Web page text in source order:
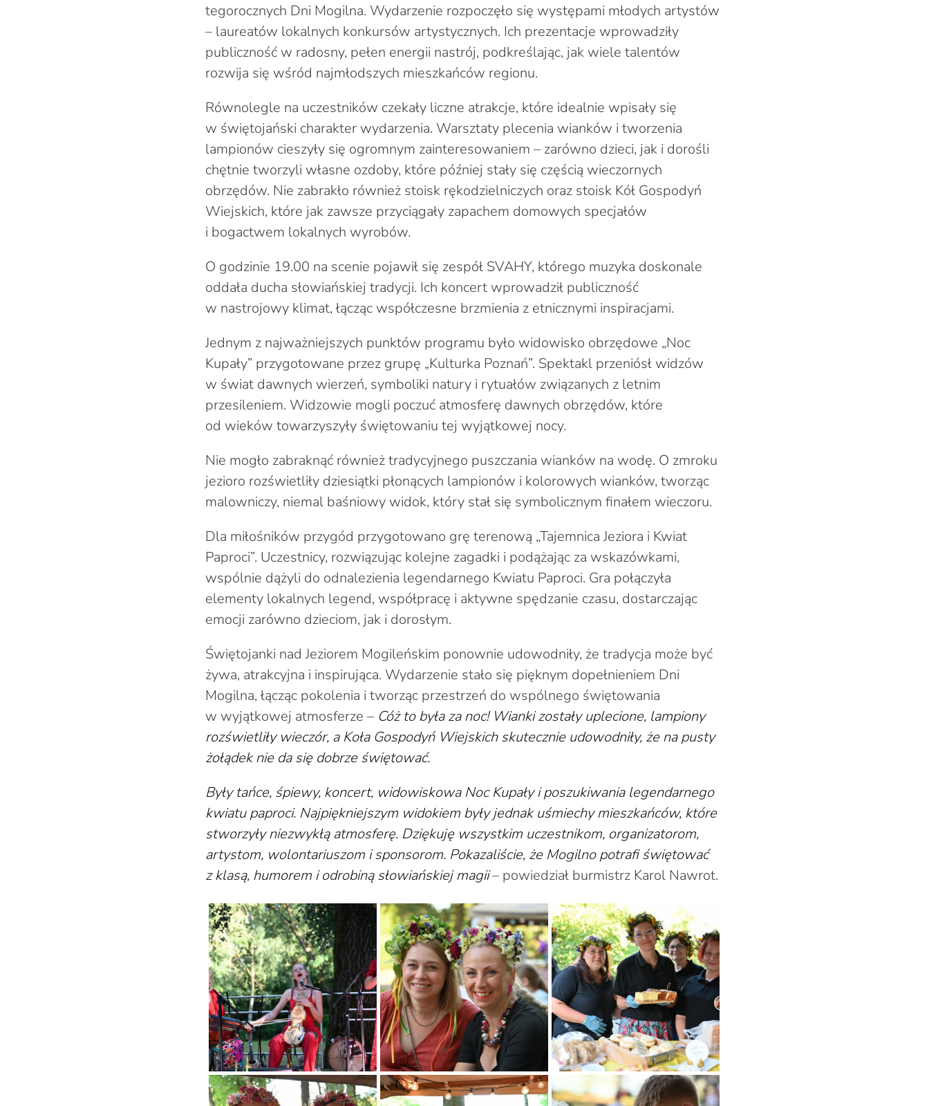
tegorocznych Dni Mogilna. Wydarzenie rozpoczęło się występami młodych artystów
– laureatów lokalnych konkursów artystycznych. Ich prezentacje wprowadziły
publiczność w radosny, pełen energii nastrój, podkreślając, jak wiele talentów
rozwija się wśród najmłodszych mieszkańców regionu.
Równolegle na uczestników czekały liczne atrakcje, które idealnie wpisały się
w świętojański charakter wydarzenia. Warsztaty plecenia wianków i tworzenia
lampionów cieszyły się ogromnym zainteresowaniem – zarówno dzieci, jak i dorośli
chętnie tworzyli własne ozdoby, które później stały się częścią wieczornych
obrzędów. Nie zabrakło również stoisk rękodzielniczych oraz stoisk Kół Gospodyń
Wiejskich, które jak zawsze przyciągały zapachem domowych specjałów
i bogactwem lokalnych wyrobów.
O godzinie 19.00 na scenie pojawił się zespół SVAHY, którego muzyka doskonale
oddała ducha słowiańskiej tradycji. Ich koncert wprowadził publiczność
w nastrojowy klimat, łącząc współczesne brzmienia z etnicznymi inspiracjami.
Jednym z najważniejszych punktów programu było widowisko obrzędowe „Noc
Kupały” przygotowane przez grupę „Kulturka Poznań”. Spektakl przeniósł widzów
w świat dawnych wierzeń, symboliki natury i rytuałów związanych z letnim
przesileniem. Widzowie mogli poczuć atmosferę dawnych obrzędów, które
od wieków towarzyszyły świętowaniu tej wyjątkowej nocy.
Nie mogło zabraknąć również tradycyjnego puszczania wianków na wodę. O zmroku
jezioro rozświetliły dziesiątki płonących lampionów i kolorowych wianków, tworząc
malowniczy, niemal baśniowy widok, który stał się symbolicznym finałem wieczoru.
Dla miłośników przygód przygotowano grę terenową „Tajemnica Jeziora i Kwiat
Paproci”. Uczestnicy, rozwiązując kolejne zagadki i podążając za wskazówkami,
wspólnie dążyli do odnalezienia legendarnego Kwiatu Paproci. Gra połączyła
elementy lokalnych legend, współpracę i aktywne spędzanie czasu, dostarczając
emocji zarówno dzieciom, jak i dorosłym.
Świętojanki nad Jeziorem Mogileńskim ponownie udowodniły, że tradycja może być
żywa, atrakcyjna i inspirująca. Wydarzenie stało się pięknym dopełnieniem Dni
Mogilna, łącząc pokolenia i tworząc przestrzeń do wspólnego świętowania
w wyjątkowej atmosferze – Cóż to była za noc! Wianki zostały uplecione, lampiony
rozświetliły wieczór, a Koła Gospodyń Wiejskich skutecznie udowodniły, że na pusty
żołądek nie da się dobrze świętować.
Były tańce, śpiewy, koncert, widowiskowa Noc Kupały i poszukiwania legendarnego
kwiatu paproci. Najpiękniejszym widokiem były jednak uśmiechy mieszkańców, które
stworzyły niezwykłą atmosferę. Dziękuję wszystkim uczestnikom, organizatorom,
artystom, wolontariuszom i sponsorom. Pokazaliście, że Mogilno potrafi świętować
z klasą, humorem i odrobiną słowiańskiej magii– powiedział burmistrz Karol Nawrot.